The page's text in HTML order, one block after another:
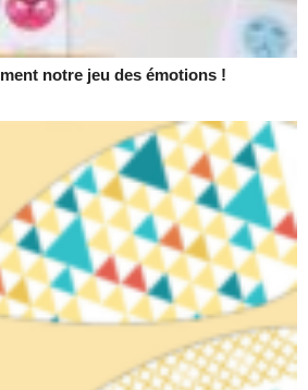
notre jeu des émotions !